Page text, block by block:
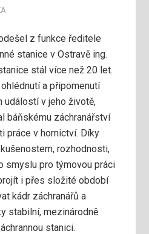
z funkce ředitele
stanice v Ostravě ing.
stál více než 20 let.
a připomenutí
událostí v jeho životě,
báňskému záchranářství
práce v hornictví. Díky
rozhodnosti,
smyslu pro týmovou práci
i přes složité období
kádr záchranářů a
stabilní, mezinárodně
stanici.